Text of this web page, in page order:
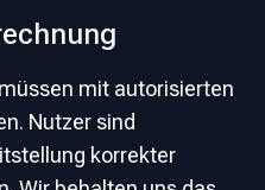
mit autorisierten
Nutzer sind
korrekter